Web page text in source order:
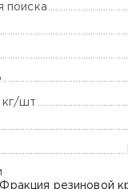
поиска
кг/шт